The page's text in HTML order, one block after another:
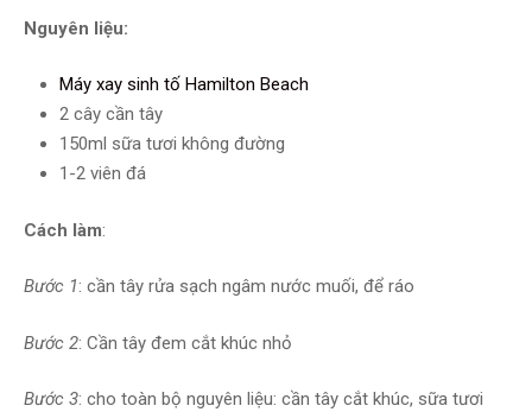
Nguyên liệu:
Máy xay sinh tố Hamilton Beach
2 cây cần tây
150ml sữa tươi không đường
1-2 viên đá
Cách làm:
Bước 1: cần tây rửa sạch ngâm nước muối, để ráo
Bước 2: Cần tây đem cắt khúc nhỏ
Bước 3: cho toàn bộ nguyên liệu: cần tây cắt khúc, sữa tươi